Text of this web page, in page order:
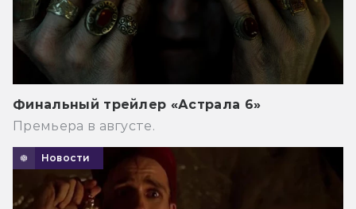
Финальный трейлер «Астрала 6»
Премьера в августе.
Новости